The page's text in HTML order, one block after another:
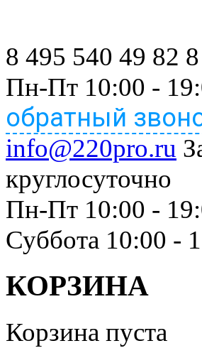
8 495 540 49 82
Пн-Пт 10:00 -
обратный
info@220pro.ru
круглосуточно
Пн-Пт 10:00 -
Суббота 10:00 -
КОРЗИНА
Корзина пуста